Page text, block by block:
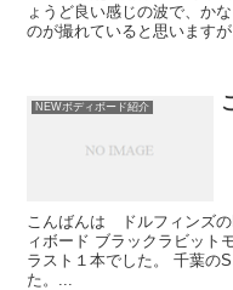
ょうど良い感じの波で、か
のが撮れていると思います
NEWボディボード紹介
こんばんは ドルフィンズ
ィボード ブラックラビット
ラスト１本でした。 千葉の
た。...